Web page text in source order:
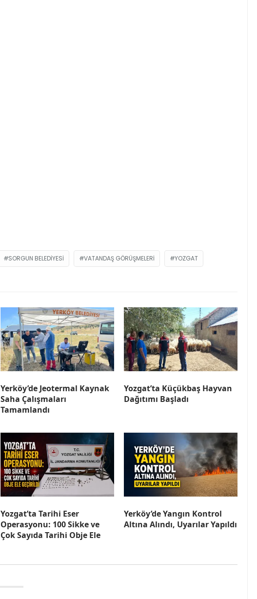
SORGUN BELEDIYESI VATANDAŞ GÖRÜŞMELERI YOZGAT
Yerköy’de Jeotermal Kaynak
Saha Çalışmaları
Tamamlandı
Yozgat’ta Küçükbaş Hayvan
Dağıtımı Başladı
Yozgat’ta Tarihi Eser
Operasyonu: 100 Sikke ve
Çok Sayıda Tarihi Obje Ele
Yerköy’de Yangın Kontrol
Altına Alındı, Uyarılar Yapıldı